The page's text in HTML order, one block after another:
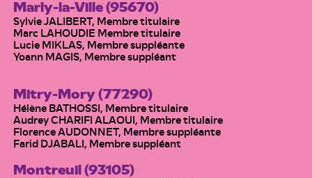
Marly-la-Ville (95670)
Sylvie JALIBERT, Membre titulaire
Marc LAHOUDIE Membre titulaire
Lucie MIKLAS, Membre suppléante
Yoann MAGIS, Membre suppléant
Mitry-Mory (77290)
Hélène BATHOSSI, Membre titulaire
Audrey CHARIFI ALAOUI, Membre titulaire
Florence AUDONNET, Membre suppléante
Farid DJABALI, Membre suppléant
Montreuil (93105)